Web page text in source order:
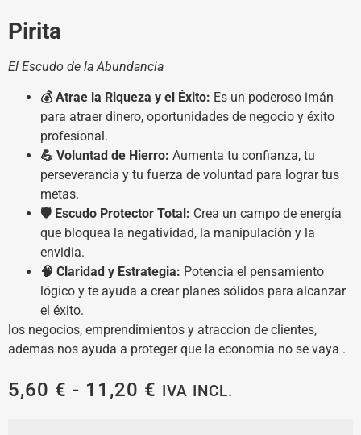
Pirita
El Escudo de la Abundancia
💰 Atrae la Riqueza y el Éxito: Es un poderoso imán
para atraer dinero, oportunidades de negocio y éxito
profesional.
💪 Voluntad de Hierro: Aumenta tu confianza, tu
perseverancia y tu fuerza de voluntad para lograr tus
metas.
🛡️ Escudo Protector Total: Crea un campo de energía
que bloquea la negatividad, la manipulación y la
envidia.
🧠 Claridad y Estrategia: Potencia el pensamiento
lógico y te ayuda a crear planes sólidos para alcanzar
el éxito.
los negocios, emprendimientos y atraccion de clientes,
ademas nos ayuda a proteger que la economia no se vaya .
5,60 € - 11,20 € IVA INCL.